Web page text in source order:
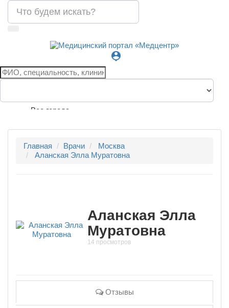
person_pin
Все города
Главная Врачи
Москва
Аланская Элла Муратовна
Аланская Элла
Муратовна
14 просмотров
Отзывы